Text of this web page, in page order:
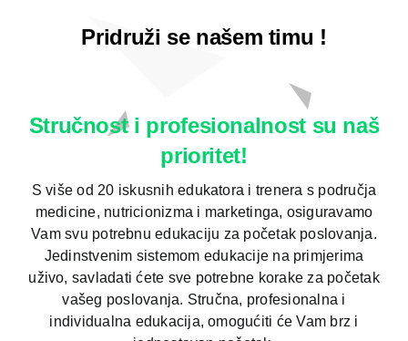
Pridruži se našem timu !
Stručnost i profesionalnost su naš
prioritet!
S više od 20 iskusnih edukatora i trenera s područja
medicine, nutricionizma i marketinga, osiguravamo
Vam svu potrebnu edukaciju za početak poslovanja.
Jedinstvenim sistemom edukacije na primjerima
uživo, savladati ćete sve potrebne korake za početak
vašeg poslovanja. Stručna, profesionalna i
individualna edukacija, omogućiti će Vam brz i